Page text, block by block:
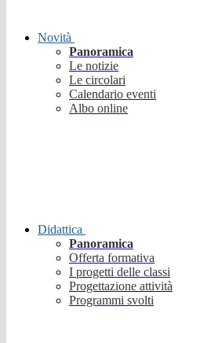
Novità
Panoramica
Le notizie
Le circolari
Calendario eventi
Albo online
Didattica
Panoramica
Offerta formativa
I progetti delle classi
Progettazione attività
Programmi svolti